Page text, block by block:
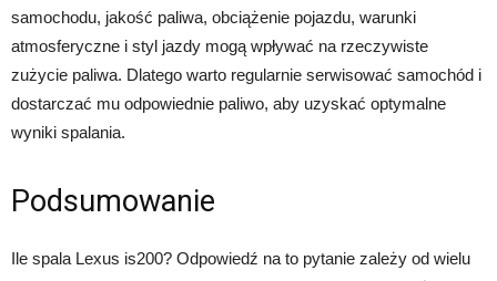
samochodu, jakość paliwa, obciążenie pojazdu, warunki
atmosferyczne i styl jazdy mogą wpływać na rzeczywiste
zużycie paliwa. Dlatego warto regularnie serwisować samochód i
dostarczać mu odpowiednie paliwo, aby uzyskać optymalne
wyniki spalania.
Podsumowanie
Ile spala Lexus is200? Odpowiedź na to pytanie zależy od wielu